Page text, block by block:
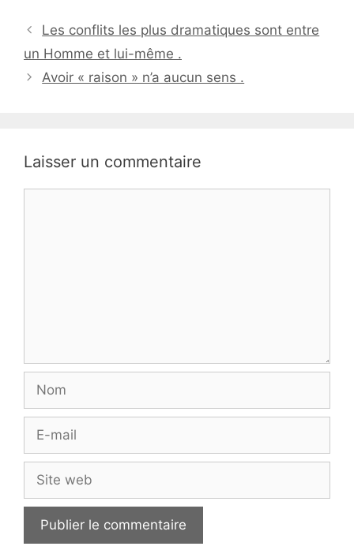
Les conflits les plus dramatiques sont entre
un Homme et lui-même .
Avoir « raison » n’a aucun sens .
Laisser un commentaire
mail
web